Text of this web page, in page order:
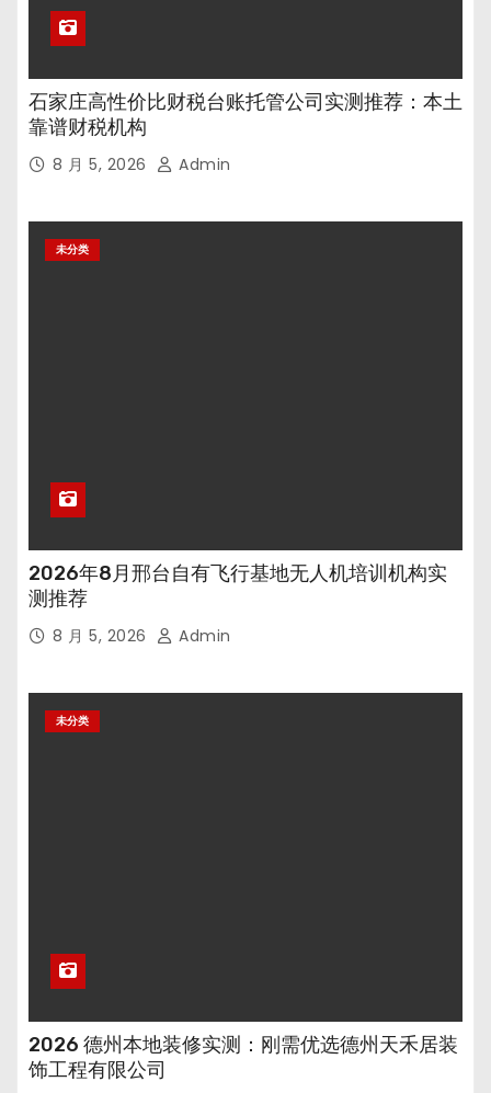
石家庄高性价比财税台账托管公司实测推荐：本土
靠谱财税机构
8 月 5, 2026 Admin
未分类
2026年8月邢台自有飞行基地无人机培训机构实
测推荐
8 月 5, 2026 Admin
未分类
2026 德州本地装修实测：刚需优选德州天禾居装
饰工程有限公司